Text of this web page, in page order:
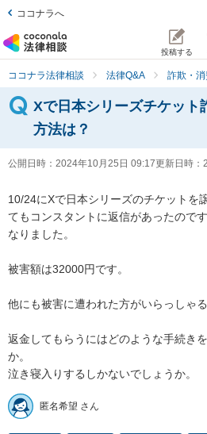
ココナラへ
投稿する
ココナラ法律相談 法律Q&A 詐欺・
Xで日本シリーズチケット
方法は？
公開日時： 2024年10月25日 09:17更新日時：
10/24にXで日本シリーズのチケットを
てもコンスタントに返信があったので
なりました。
被害額は32000円です。
他にも被害に遭われた方がいらっしゃる
返金してもらうにはどのような手続き
か。
泣き寝入りするしかないでしょうか。
匿名希望 さん